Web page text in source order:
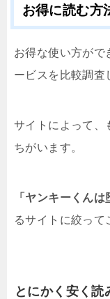
お得に読む方
お得な使い方がで
ービスを比較調査
サイトによって、
ちがいます。
「ヤンキーくんは
るサイトに絞って
とにかく安く読